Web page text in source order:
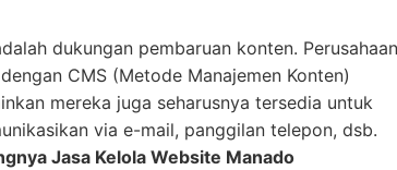
dukungan pembaruan konten. Perusahaan
CMS (Metode Manajemen Konten)
mereka juga seharusnya tersedia untuk
via e-mail, panggilan telepon, dsb.
Jasa Kelola Website Manado